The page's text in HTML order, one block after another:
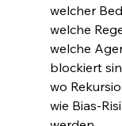
welcher
welche
welche
blockiert
wo
wie Bias-